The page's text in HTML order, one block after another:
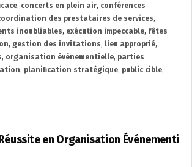
, concerts en plein air, conférences
des prestataires de services,
inoubliables, exécution impeccable, fêtes
, gestion des invitations, lieu approprié,
, organisation événementielle, parties
, planification stratégique, public cible,
en Organisation Événementi